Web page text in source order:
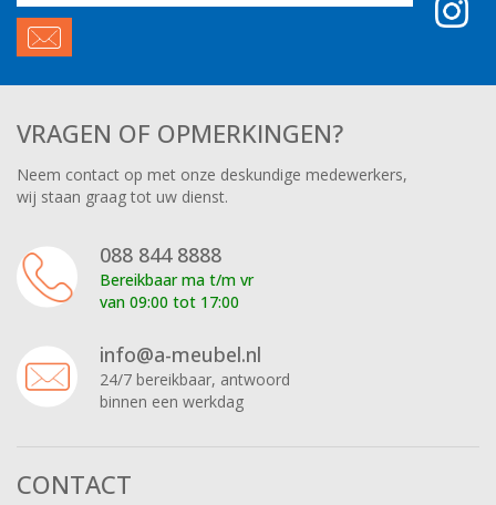
VRAGEN OF OPMERKINGEN?
Neem contact op met onze deskundige medewerkers,
wij staan graag tot uw dienst.
088 844 8888
Bereikbaar ma t/m vr
van 09:00 tot 17:00
info@a-meubel.nl
24/7 bereikbaar, antwoord
binnen een werkdag
CONTACT